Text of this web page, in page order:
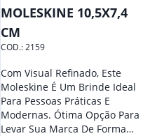
MOLESKINE 10,5X7,4
CM
COD.:2159
Com Visual Refinado, Este
Moleskine É Um Brinde Ideal
Para Pessoas Práticas E
Modernas. Ótima Opção Para
Levar Sua Marca De Forma